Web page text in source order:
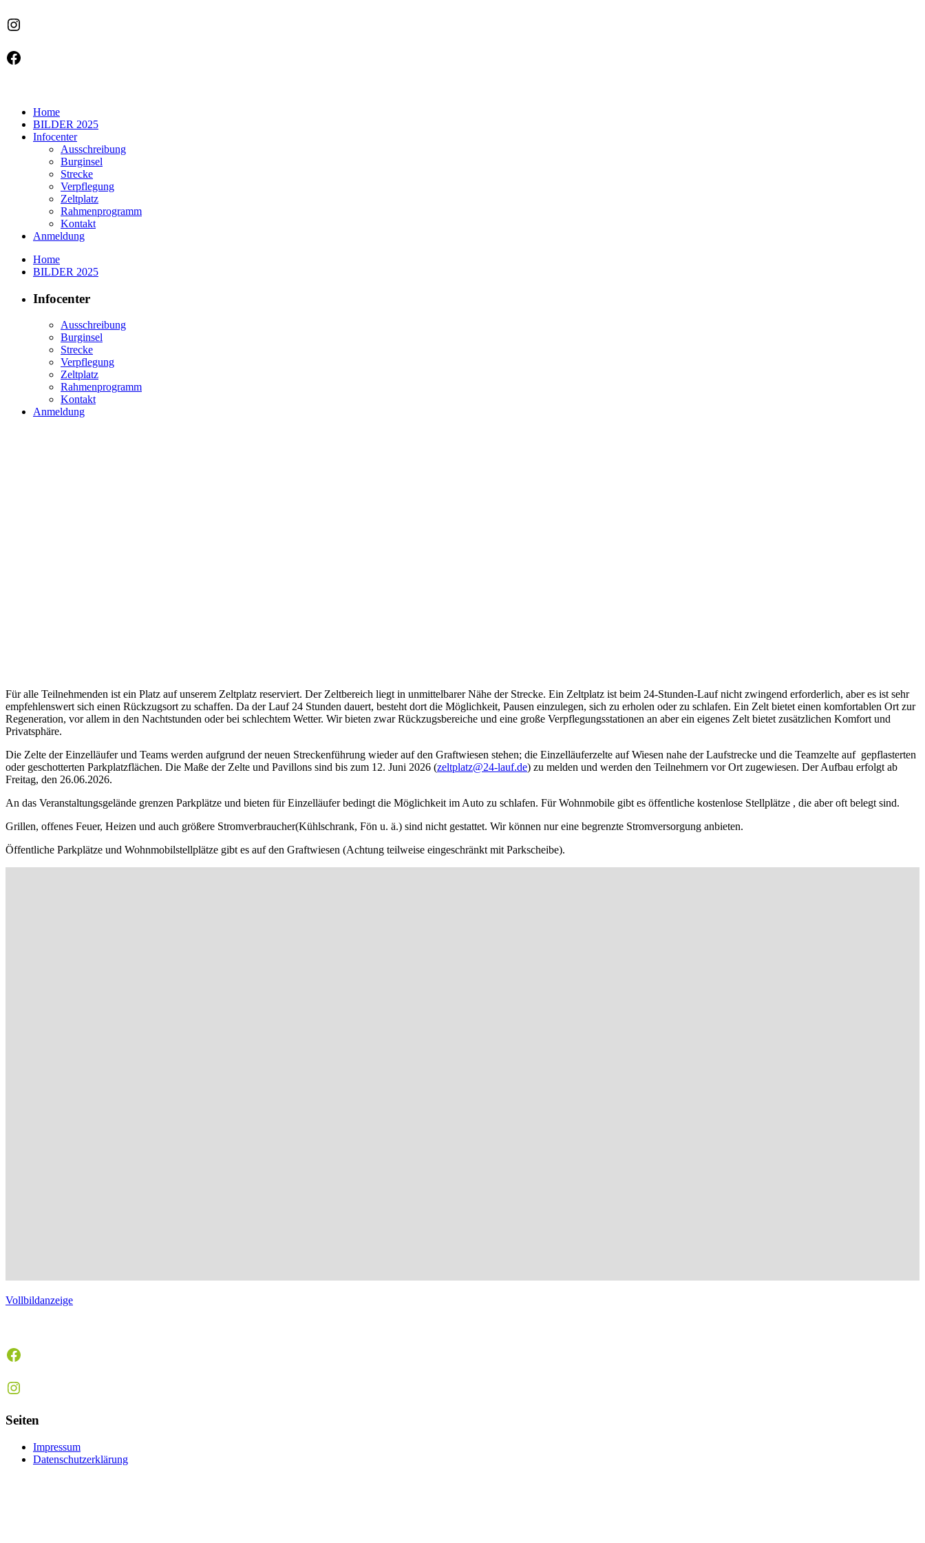
Instagram
Facebook
Home
BILDER 2025
Infocenter
Ausschreibung
Burginsel
Strecke
Verpflegung
Zeltplatz
Rahmenprogramm
Kontakt
Anmeldung
Home
BILDER 2025
Infocenter
Ausschreibung
Burginsel
Strecke
Verpflegung
Zeltplatz
Rahmenprogramm
Kontakt
Anmeldung
Für alle Teilnehmenden ist ein Platz auf unserem Zeltplatz reserviert. Der Zeltbereich liegt in unmittelbarer Nähe der Strecke. Ein Zeltplatz ist beim 24-Stunden-Lauf nicht zwingend erforderlich, aber es ist sehr
empfehlenswert sich einen Rückzugsort zu schaffen. Da der Lauf 24 Stunden dauert, besteht dort die Möglichkeit, Pausen einzulegen, sich zu erholen oder zu schlafen. Ein Zelt bietet einen komfortablen Ort zur
Regeneration, vor allem in den Nachtstunden oder bei schlechtem Wetter. Wir bieten zwar Rückzugsbereiche und eine große Verpflegungsstationen an aber ein eigenes Zelt bietet zusätzlichen Komfort und
Privatsphäre.
Die Zelte der Einzelläufer und Teams werden aufgrund der neuen Streckenführung wieder auf den Graftwiesen stehen; die Einzelläuferzelte auf Wiesen nahe der Laufstrecke und die Teamzelte auf gepflasterten
oder geschotterten Parkplatzflächen. Die Maße der Zelte und Pavillons sind bis zum 12. Juni 2026 (zeltplatz@24-lauf.de) zu melden und werden den Teilnehmern vor Ort zugewiesen. Der Aufbau erfolgt ab
Freitag, den 26.06.2026.
An das Veranstaltungsgelände grenzen Parkplätze und bieten für Einzelläufer bedingt die Möglichkeit im Auto zu schlafen. Für Wohnmobile gibt es öffentliche kostenlose Stellplätze , die aber oft belegt sind.
Grillen, offenes Feuer, Heizen und auch größere Stromverbraucher(Kühlschrank, Fön u. ä.) sind nicht gestattet. Wir können nur eine begrenzte Stromversorgung anbieten.
Öffentliche Parkplätze und Wohnmobilstellplätze gibt es auf den Graftwiesen (Achtung teilweise eingeschränkt mit Parkscheibe).
Vollbildanzeige
Facebook
Instagram
Seiten
Impressum
Datenschutzerklärung